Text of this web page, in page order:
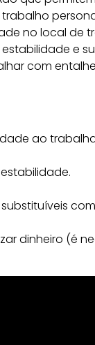
no local de
e
com
ao
dinheiro (é